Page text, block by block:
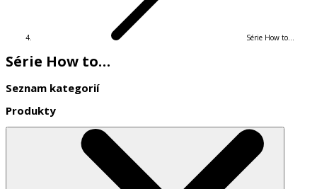
Série How to…
Série How to…
Seznam kategorií
Produkty